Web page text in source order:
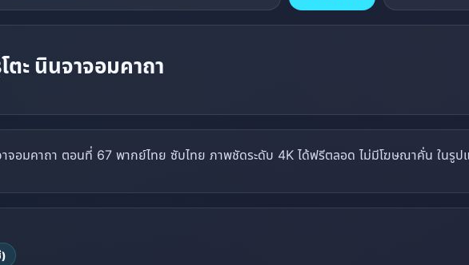
ตะ นินจาจอมคาถา
จอมคาถา ตอนที่ 67 พากย์ไทย ซับไทย ภาพชัดระดับ 4K ได้ฟรีตลอด ไม่มีโฆษณาคั่น ในรูป